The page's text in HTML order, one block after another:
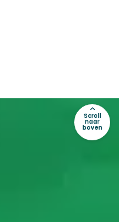
Scroll
naar
boven